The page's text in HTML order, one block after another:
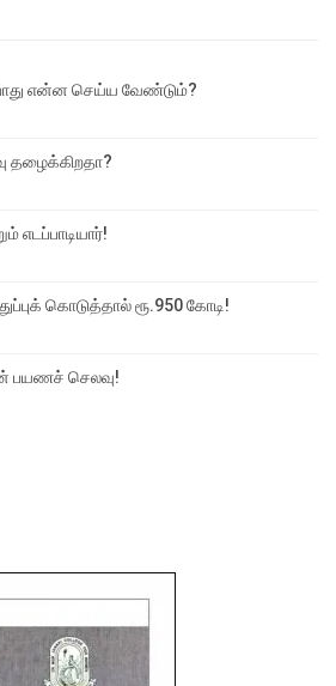
என்ன செய்ய வேண்டும்?
தழைக்கிறதா?
எடப்பாடியார்!
கொடுத்தால் ரூ.950 கோடி!
பயணச் செலவு!